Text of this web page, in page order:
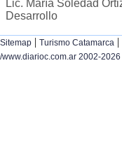
Lic. María Soledad
Desarrollo
Sitemap | Turismo Catamarca |
/www.diarioc.com.ar 2002-2026